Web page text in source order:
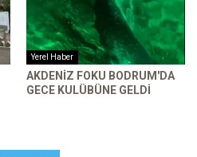
Yerel Haber
AKDENIZ FOKU BODRUM'DA
GECE KULÜBÜNE GELDI